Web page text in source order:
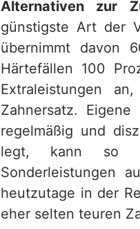
Alternativen zur
günstigste Art der
übernimmt davon
Härtefällen 100
Extraleistungen
Zahnersatz.
regelmäßig und
legt, kann so
Sonderleistungen
heutzutage in der
eher selten teuren